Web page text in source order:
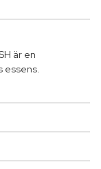
är en
essens.